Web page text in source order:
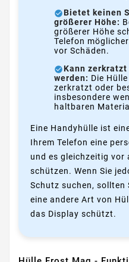
Bietet keinen
größerer Höhe:
größerer Höhe
Telefon
vor Schäden.
Kann
werden: Die
zerkratzt oder
insbesondere
haltbaren
Eine Handyhülle ist
Ihrem Telefon eine
und es gleichzeitig
schützen. Wenn Sie
Schutz suchen, sollten
eine andere Art von
das Display schützt.